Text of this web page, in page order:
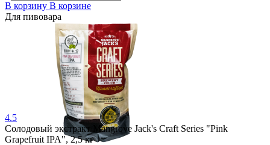
В корзину В корзине
Для пивовара
4.5
Солодовый экстракт Mangrove Jack's Craft Series "Pink
Grapefruit IPA", 2,5 кг